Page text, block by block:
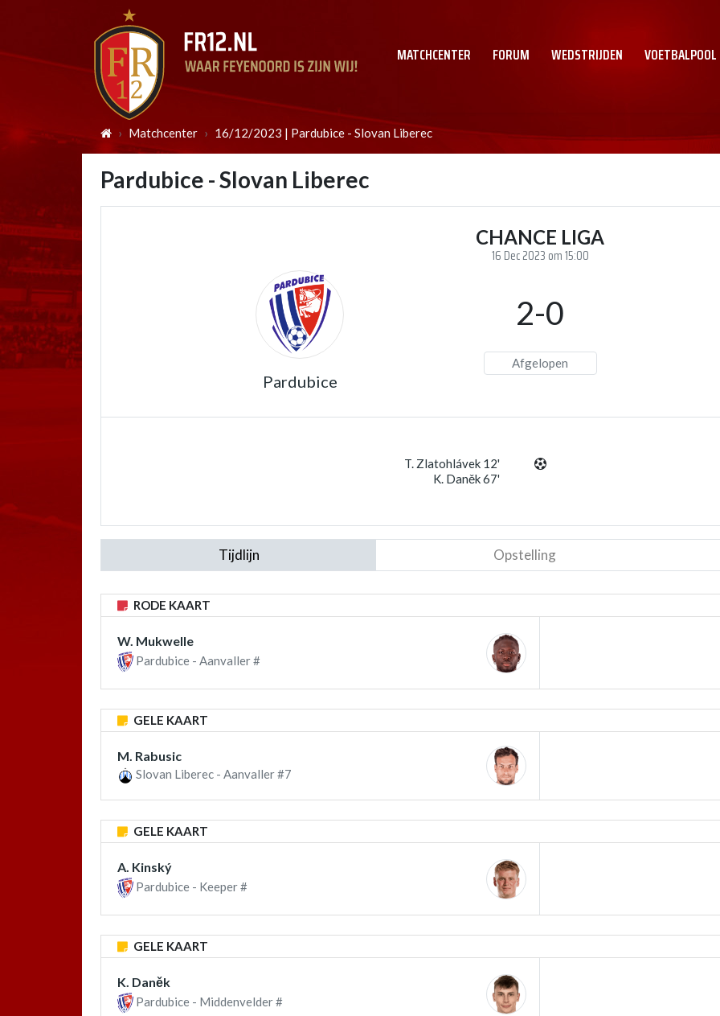
MATCHCENTER FORUM WEDSTRIJDEN VOETBALPOOL
Matchcenter 16/12/2023 | Pardubice - Slovan Liberec
Pardubice - Slovan Liberec
CHANCE LIGA
16 Dec 2023 om 15:00
Pardubice
2-0
Afgelopen
T. Zlatohlávek 12'
K. Daněk 67'
Tijdlijn Opstelling
RODE KAART
W. Mukwelle
Pardubice - Aanvaller #
GELE KAART
M. Rabusic
Slovan Liberec - Aanvaller #7
GELE KAART
A. Kinský
Pardubice - Keeper #
GELE KAART
K. Daněk
Pardubice - Middenvelder #